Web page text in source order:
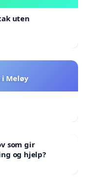
uten
Meløy
som gir
og hjelp?